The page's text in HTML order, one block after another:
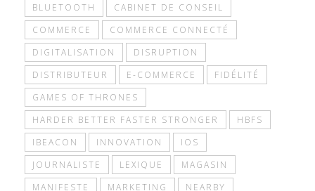
BLUETOOTH
CABINET DE CONSEIL
COMMERCE
COMMERCE CONNECTÉ
DIGITALISATION
DISRUPTION
DISTRIBUTEUR
E-COMMERCE
FIDÉLITÉ
GAMES OF THRONES
HARDER BETTER FASTER STRONGER
HBFS
IBEACON
INNOVATION
IOS
JOURNALISTE
LEXIQUE
MAGASIN
MANIFESTE
MARKETING
NEARBY